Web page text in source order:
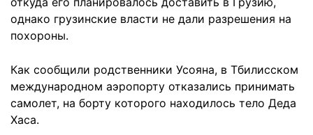
однако грузинские власти не дали разрешения на
похороны.
Как сообщили родственники Усояна, в Тбилисском
международном аэропорту отказались принимать
самолет, на борту которого находилось тело Деда
Хаса.